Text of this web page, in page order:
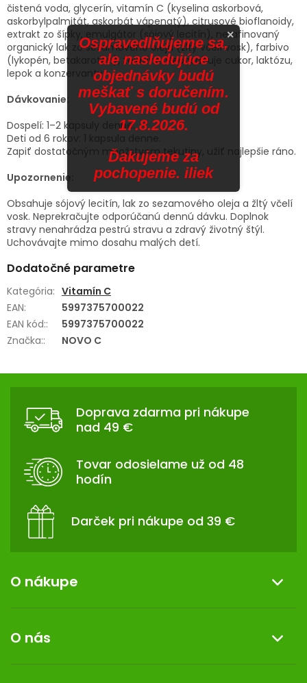
čistená voda, glycerín, vitamín C (kyselina askorbová,
askorbylpalmitát, askorbát vápenatý), citrusové bioflanoidy,
extrakt zo šípky, emulgátor (sójový lecitín), nerafinovaný
organický lak zo sezamového oleja (žltý včelí vosk), farbivo
(lykopén, betakarotén), želatína. Neobsahuje cukor, laktózu,
lepok a konzervanty.
Dávkovanie:
Dospelí: 1–2 kapsuly denne.
Deti od 6 rokov: 1 kapsula denne.
Zapiť dostatočným množstvom tekutiny, užiť najlepšie ráno.
Upozornenie:
Obsahuje sójový lecitín, lak zo sezamového oleja a žltý včelí
vosk. Neprekračujte odporúčanú dennú dávku. Doplnok
stravy nenahrádza pestrú stravu a zdravý životný štýl.
Uchovávajte mimo dosahu malých detí.
Dodatočné parametre
Kategória: Vitamín C
EAN:
5997375700022
EAN kód::
5997375700022
Značka:: NOVO C
Doprava zdarma pri nákupe
nad 49 €
Tovar odosielame už od 48
hodín
Darček pri nákupe od 39 €
O nákupe
Reklamácia a vrátenie tovaru
Doprava a platba
O nás
×
Ospravedlňujeme sa,
ale nasledujúce
objednávky budú
meškať s doručením.
Vybavené budú od
17.8.2026.
Ďakujeme za
pochopenie. iliek